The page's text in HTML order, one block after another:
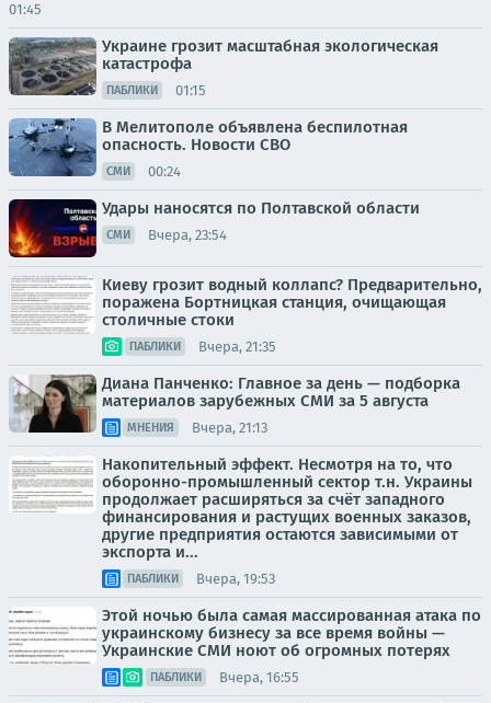
01:45
Украине грозит масштабная экологическая
катастрофа
ПАБЛИКИ 01:15
В Мелитополе объявлена беспилотная
опасность. Новости СВО
СМИ 00:24
Удары наносятся по Полтавской области
СМИ Вчера, 23:54
Киеву грозит водный коллапс? Предварительно,
поражена Бортницкая станция, очищающая
столичные стоки
ПАБЛИКИ Вчера, 21:35
Диана Панченко: Главное за день — подборка
материалов зарубежных СМИ за 5 августа
МНЕНИЯ Вчера, 21:13
Накопительный эффект. Несмотря на то, что
оборонно-промышленный сектор т.н. Украины
продолжает расширяться за счёт западного
финансирования и растущих военных заказов,
другие предприятия остаются зависимыми от
экспорта и...
ПАБЛИКИ Вчера, 19:53
Этой ночью была самая массированная атака по
украинскому бизнесу за все время войны —
Украинские СМИ ноют об огромных потерях
ПАБЛИКИ Вчера, 16:55